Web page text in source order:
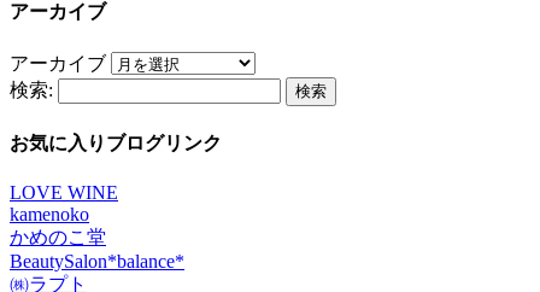
アーカイブ
アーカイブ
検索:
お気に入りブログリンク
LOVE WINE
kamenoko
かめのこ堂
BeautySalon*balance*
㈱ラプト